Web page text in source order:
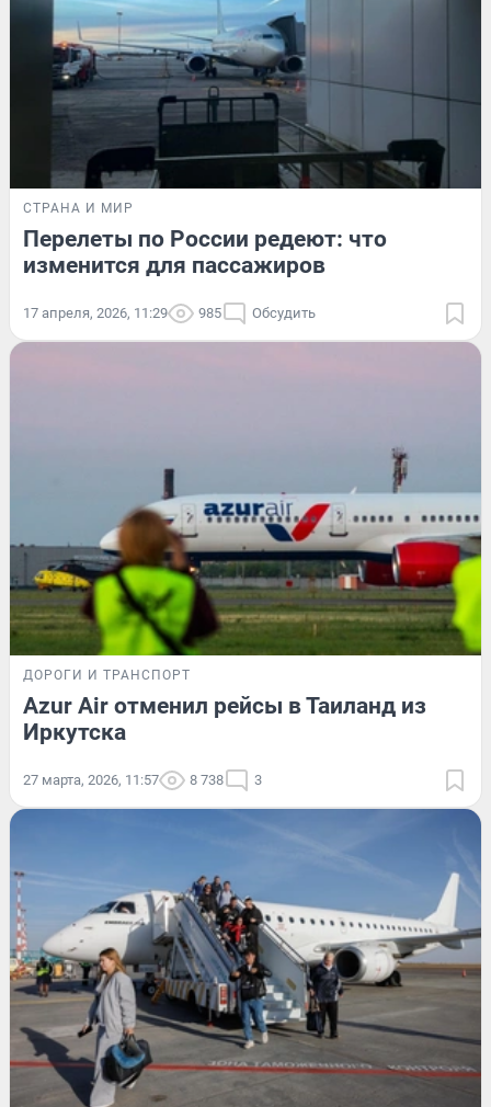
СТРАНА И МИР
Перелеты по России редеют: что
изменится для пассажиров
17 апреля, 2026, 11:29 985 Обсудить
ДОРОГИ И ТРАНСПОРТ
Azur Air отменил рейсы в Таиланд из
Иркутска
27 марта, 2026, 11:57 8 738 3